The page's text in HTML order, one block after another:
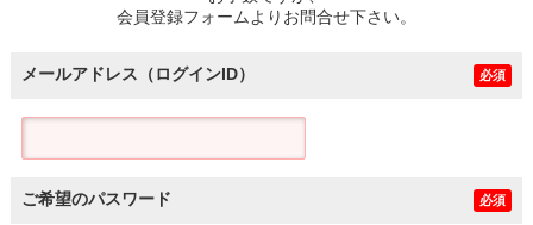
会員登録フォームよりお問合せ下さい。
メールアドレス（ログインID） 必須
ご希望のパスワード 必須